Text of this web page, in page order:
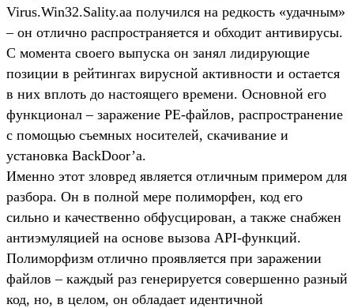
Virus.Win32.Sality.aa получился на редкость «удачным»
– он отлично распространяется и обходит антивирусы.
С момента своего выпуска он занял лидирующие
позиции в рейтингах вирусной активности и остается
в них вплоть до настоящего времени. Основной его
функционал – заражение PE-файлов, распространение
с помощью съемных носителей, скачивание и
установка BackDoor’а.
Именно этот зловред является отличным примером для
разбора. Он в полной мере полиморфен, код его
сильно и качественно обфусцирован, а также снабжен
антиэмуляцией на основе вызова API-функций.
Полиморфизм отлично проявляется при заражении
файлов – каждый раз генерируется совершенно разный
код, но, в целом, он обладает идентичной